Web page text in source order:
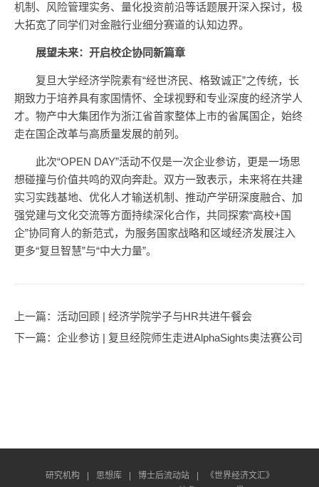
机制、风险管理实务、量化投资前沿等话题展开深入探讨，极
大拓宽了同学们对金融行业细分赛道的认知边界。
展望未来：开启校企协同新篇章
复旦大学经济学院素有“经世济民、格致诚正”之传统，长
期致力于培养具有家国情怀、全球视野和专业深度的经济学人
才。物产中大集团作为浙江省首家整体上市的省属国企，始终
走在国企改革与高质量发展的前列。
此次“OPEN DAY”活动不仅是一次企业参访，更是一场思
想碰撞与价值共鸣的双向奔赴。双方一致表示，未来将在共建
实习实践基地、优化人才输送机制、推动产学研深度融合、加
强党建与文化交流等方面持续深化合作，共同探索“高校+国
企”协同育人的新范式，为服务国家战略和区域经济发展注入
更多“复旦智慧”与“中大力量”。
上一篇：活动回顾 | 经济学院学子与HR共进午餐会
下一篇：企业参访 | 复旦经院师生走进AlphaSights奥法赛公司
研究机构 思想库 博士后流动站
《世界经济文汇》